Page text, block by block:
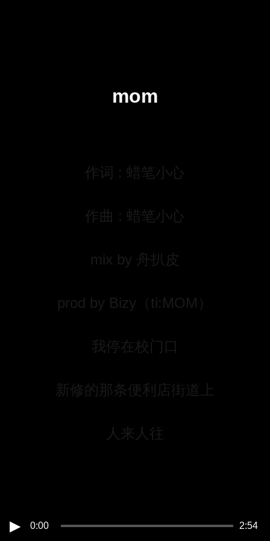
mom
作词 : 蜡笔小心
作曲 : 蜡笔小心
mix by 舟扒皮
prod by Bizy（ti:MOM）
我停在校门口
新修的那条便利店街道上
人来人往
门卫叔叔不笑了
▶ 0:00 2:54